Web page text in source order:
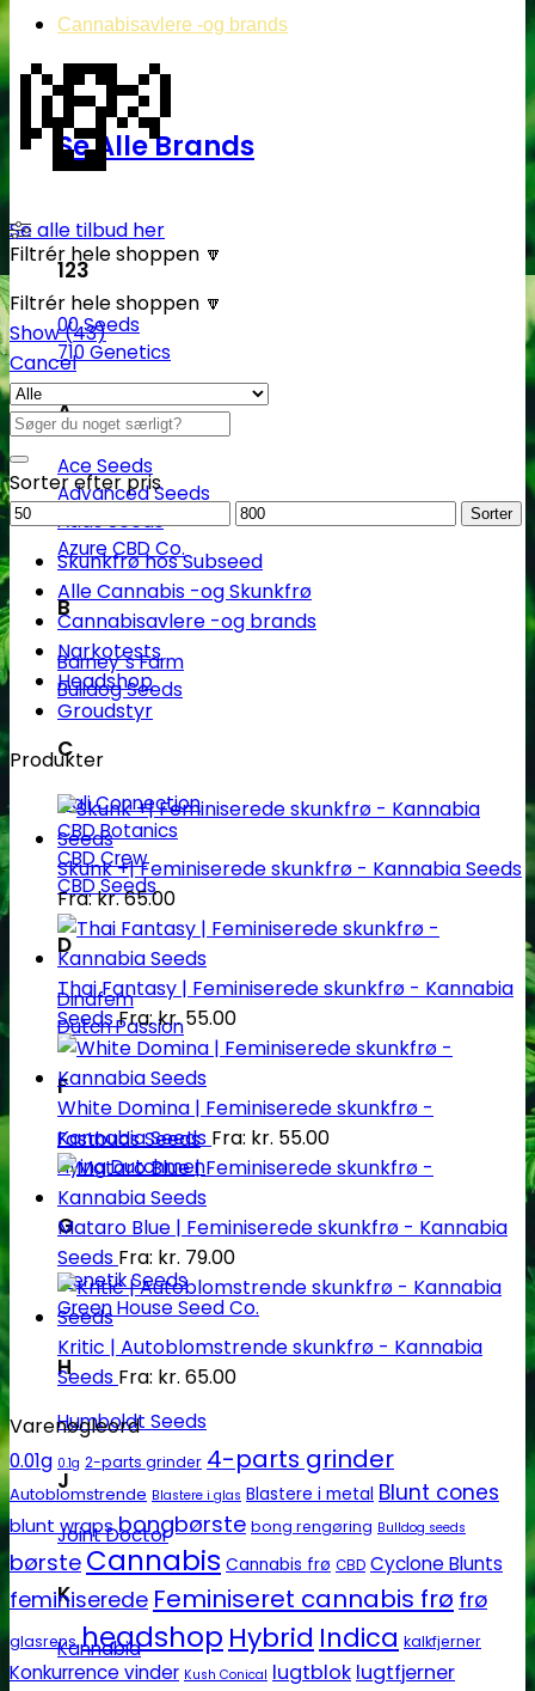
Cannabisavlere -og brands
Se Alle Brands
123
00 Seeds
710 Genetics
A
Ace Seeds
Advanced Seeds
Atlas Seeds
Azure CBD Co.
B
Barney´s Farm
Bulldog Seeds
C
Cali Connection
CBD Botanics
CBD Crew
CBD Seeds
D
Dinafem
Dutch Passion
F
Fastbuds Seeds
Flying Dutchmen
G
Genetik Seeds
Green House Seed Co.
H
Humboldt Seeds
J
Joint Doctor
K
Kannabia
💸
Se alle tilbud her
Filtrér hele shoppen 🔽
Filtrér hele shoppen 🔽
Show(43)
Cancel
Søg
efter:
Sorter efter pris
Mindstepris
Maks.
Sorter
Skunkfrø hos Subseed
Alle Cannabis -og Skunkfrø
Cannabisavlere -og brands
Narkotests
Headshop
Groudstyr
Produkter
Skunk +| Feminiserede skunkfrø - Kannabia Seeds
Fra:kr.65.00
Thai Fantasy | Feminiserede skunkfrø - Kannabia
SeedsFra:kr.55.00
White Domina | Feminiserede skunkfrø -
Kannabia Seeds Fra: kr. 55.00
Mataro Blue | Feminiserede skunkfrø - Kannabia
Seeds Fra: kr. 79.00
Kritic | Autoblomstrende skunkfrø - Kannabia
Seeds Fra: kr. 65.00
Varenøgleord
0.01g 0.1g 2-parts grinder 4-parts grinder
Autoblomstrende Blastere i glas Blastere i metal Blunt cones
blunt wraps bongbørste bong rengøring Bulldog seeds
børste Cannabis Cannabis frø CBD Cyclone Blunts
feminiserede Feminiseret cannabis frø frø
glasrens headshop Hybrid Indica kalkfjerner
Konkurrence vinder Kush Conical lugtblok lugtfjerner